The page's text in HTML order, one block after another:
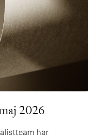
2026
har